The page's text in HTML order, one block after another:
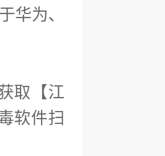
华为、
取【江
软件扫